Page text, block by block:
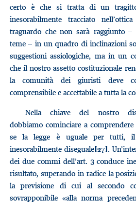
certo è che si tratta di un
inesorabilmente tracciato
traguardo che non sarà raggiunto
teme – in un quadro di inclinazioni
suggestioni assiologiche, ma in un
che il nostro assetto costituzionale
la comunità dei giuristi deve
comprensibile e accettabile a tutta la
Nella chiave del nostro
dobbiamo cominciare a
se la legge è uguale per tutti, il
inesorabilmente diseguale[27].
dei due commi dell’art. 3 conduce
risultato, superando in radice la
la previsione di cui al secondo
sovrapponibile «alla norma